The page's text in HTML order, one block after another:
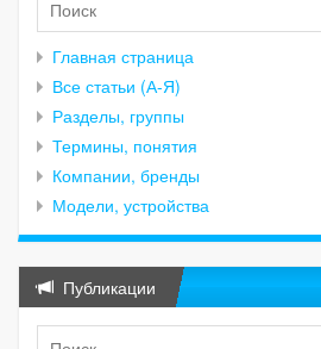
Главная страница
Все статьи (А-Я)
Разделы, группы
Термины, понятия
Компании, бренды
Модели, устройства
Публикации